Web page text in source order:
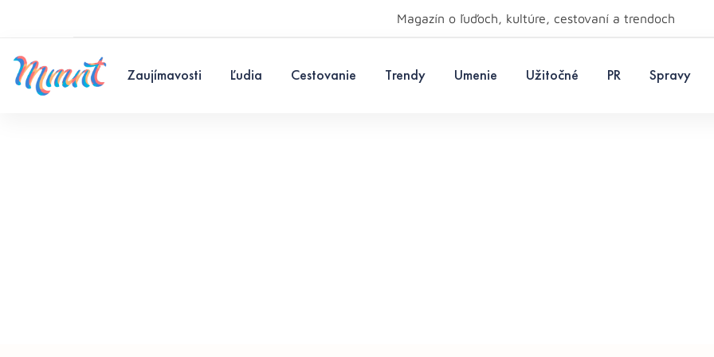
Magazín o ľuďoch, kultúre, cestovaní a trendoch
Zaujímavosti Ľudia Cestovanie Trendy Umenie Užitočné PR Spravy